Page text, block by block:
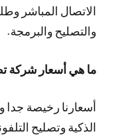
الاتصال المباشر
والتصليح والبرمجة.
ما هي أسعار شركة
أسعارنا رخيصة جدا
الذكية وتصليح